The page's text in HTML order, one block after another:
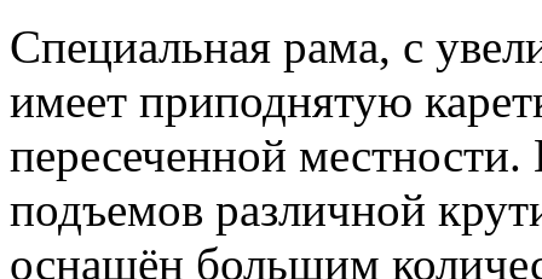
Специальная рама, с
имеет приподнятую
пересеченной
подъемов различной
оснащён большим